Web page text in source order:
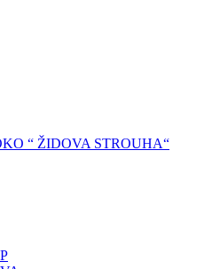
“ ŽIDOVA STROUHA“